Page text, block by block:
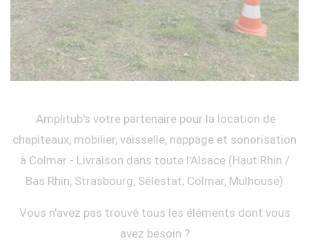
Amplitub's votre partenaire pour la location de
chapiteaux, mobilier, vaisselle, nappage et sonorisation
à Colmar - Livraison dans toute l'Alsace (Haut Rhin /
Bas Rhin, Strasbourg, Sélestat, Colmar, Mulhouse)
Vous n'avez pas trouvé tous les éléments dont vous
avez besoin ?